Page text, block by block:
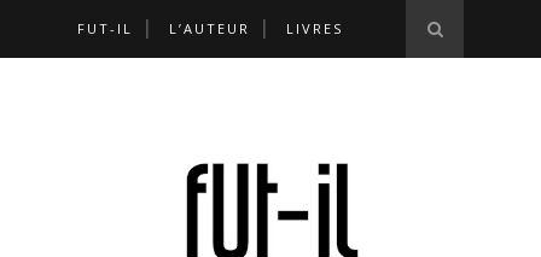
FUT-IL L’AUTEUR LIVRES